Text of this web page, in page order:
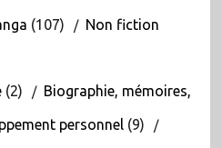
(107) Non fiction
(2) Biographie, mémoires,
personnel(9)